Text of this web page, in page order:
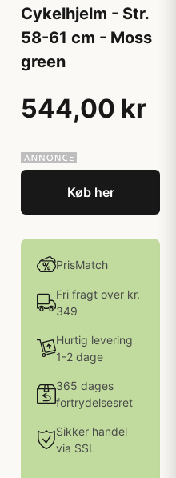
Cykelhjelm - Str.
58-61 cm - Moss
green
544,00 kr
Køb her
PrisMatch
Fri fragt over kr.
349
Hurtig levering
1-2 dage
365 dages
fortrydelsesret
Sikker handel
via SSL